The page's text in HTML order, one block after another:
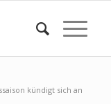
kündigt sich an